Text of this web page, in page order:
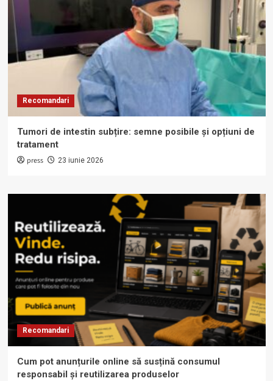
Recomandari
Tumori de intestin subțire: semne posibile și opțiuni de
tratament
press 23 iunie 2026
Recomandari
Cum pot anunțurile online să susțină consumul
responsabil și reutilizarea produselor